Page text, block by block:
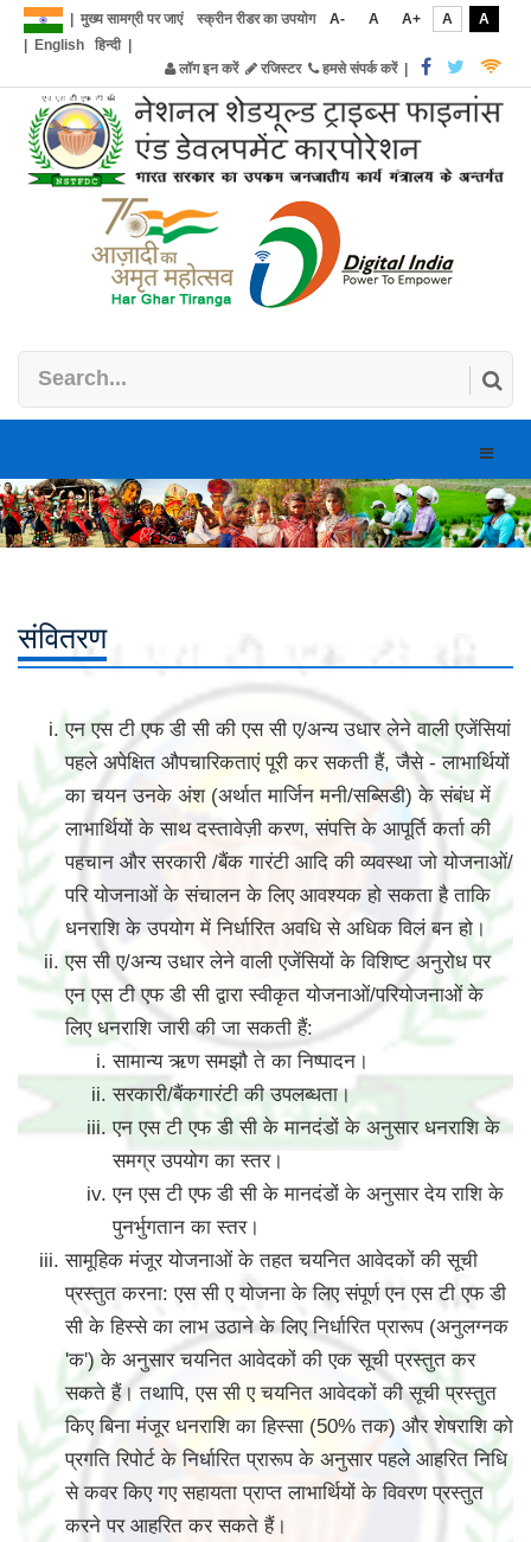
मुख्य सामग्री पर जाएं स्क्रीन रीडर का उपयोग A- A A+ A
A
English हिन्दी|
लॉग इन करें
रजिस्टर हमसे संपर्क करें|
Toggle
संवितरण
एन एस टी एफ डी सी की एस सी ए/अन्य उधार लेने वाली एजेंसियां
पहले अपेक्षित औपचारिकताएं पूरी कर सकती हैं, जैसे - लाभार्थियों
का चयन उनके अंश (अर्थात मार्जिन मनी/सब्सिडी) के संबंध में
लाभार्थियों के साथ दस्तावेज़ी करण, संपत्ति के आपूर्ति कर्ता की
पहचान और सरकारी /बैंक गारंटी आदि की व्यवस्था जो योजनाओं/
परि योजनाओं के संचालन के लिए आवश्यक हो सकता है ताकि
धनराशि के उपयोग में निर्धारित अवधि से अधिक विलं बन हो।
एस सी ए/अन्य उधार लेने वाली एजेंसियों के विशिष्ट अनुरोध पर
एन एस टी एफ डी सी द्वारा स्वीकृत योजनाओं/परियोजनाओं के
लिए धनराशि जारी की जा सकती हैं:
सामान्य ऋण समझौ ते का निष्पादन।
सरकारी/बैंकगारंटी की उपलब्धता।
एन एस टी एफ डी सी के मानदंडों के अनुसार धनराशि के
समग्र उपयोग का स्तर।
एन एस टी एफ डी सी के मानदंडों के अनुसार देय राशि के
पुनर्भुगतान का स्तर।
सामूहिक मंजूर योजनाओं के तहत चयनित आवेदकों की सूची
प्रस्तुत करना: एस सी ए योजना के लिए संपूर्ण एन एस टी एफ डी
सी के हिस्से का लाभ उठाने के लिए निर्धारित प्रारूप (अनुलग्नक
'क') के अनुसार चयनित आवेदकों की एक सूची प्रस्तुत कर
सकते हैं। तथापि, एस सी ए चयनित आवेदकों की सूची प्रस्तुत
किए बिना मंजूर धनराशि का हिस्सा (50% तक) और शेषराशि को
प्रगति रिपोर्ट के निर्धारित प्रारूप के अनुसार पहले आहरित निधि
से कवर किए गए सहायता प्राप्त लाभार्थियों के विवरण प्रस्तुत
करने पर आहरित कर सकते हैं।